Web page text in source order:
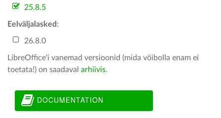
25.8.5
Eelväljalasked :
26.8.0
LibreOffice'i vanemad versioonid (mida võibolla enam ei
toetata!) on saadaval arhiivis.
DOCUMENTATION